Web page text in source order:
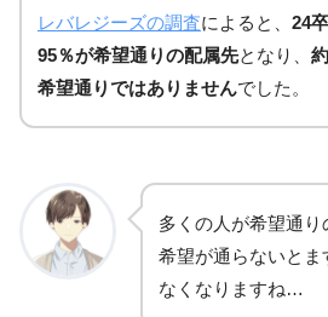
レバレジーズの調査によると、 24
95％が希望通りの配属先となり、
希望通りではありませんでした。
多くの人が希望通
希望が通らないとま
なくなりますね…